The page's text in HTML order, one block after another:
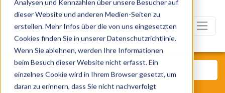
Analysen und Kennzahlen über unsere Besucher auf
dieser Website und anderen Medien-Seiten zu
erstellen. Mehr Infos über die von uns eingesetzten
Cookies finden Sie in unserer Datenschutzrichtlinie.
Wenn Sie ablehnen, werden Ihre Informationen
beim Besuch dieser Website nicht erfasst. Ein
einzelnes Cookie wird in Ihrem Browser gesetzt, um
daran zu erinnern, dass Sie nicht nachverfolgt
Was? Künstler, Zelte, Bands,